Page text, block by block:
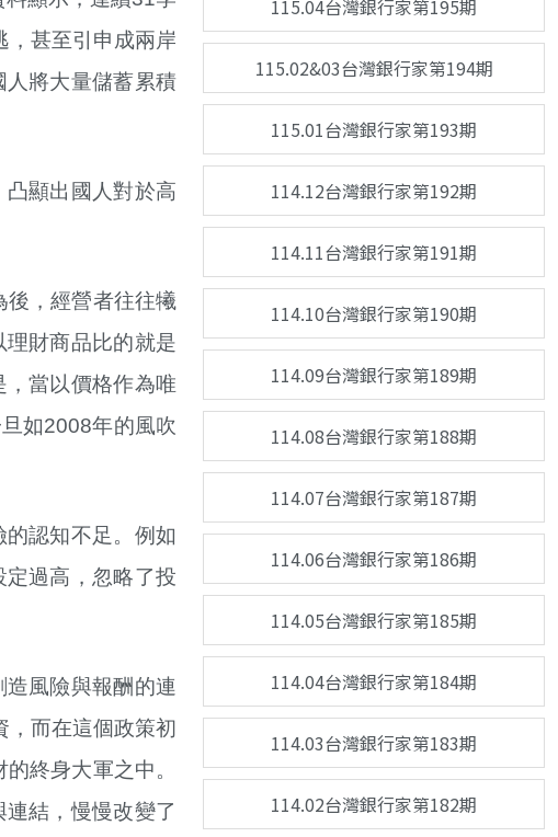
，甚至引申成兩岸
將大量儲蓄累積
顯出國人對於高
後，經營者往往犧
財商品比的就是
當以價格作為唯
如2008年的風吹
認知不足。例如
過高，忽略了投
風險與報酬的連
而在這個政策初
終身大軍之中。
結，慢慢改變了
115.04台灣銀行家第195期
115.02&03台灣銀行家第194期
115.01台灣銀行家第193期
114.12台灣銀行家第192期
114.11台灣銀行家第191期
114.10台灣銀行家第190期
114.09台灣銀行家第189期
114.08台灣銀行家第188期
114.07台灣銀行家第187期
114.06台灣銀行家第186期
114.05台灣銀行家第185期
114.04台灣銀行家第184期
114.03台灣銀行家第183期
114.02台灣銀行家第182期